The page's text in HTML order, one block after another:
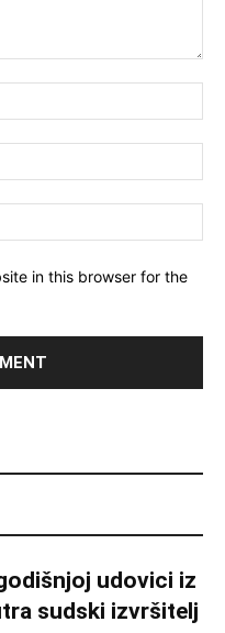
in this browser for the
udovici iz
sudski izvršitelj